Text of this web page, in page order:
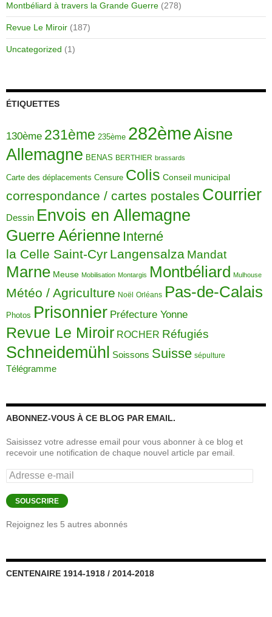
Montbéliard à travers la Grande Guerre (278)
Revue Le Miroir (187)
Uncategorized (1)
ÉTIQUETTES
130ème 231ème 235ème 282èmeAisne
Allemagne BENAS BERTHIER brassards
Carte des déplacements Censure Colis Conseil municipal
correspondance / cartes postales Courrier
Dessin Envois en Allemagne
Guerre Aérienne Interné
la Celle Saint-Cyr Langensalza Mandat
Marne Meuse Mobilisation Montargis Montbéliard Mulhouse
Météo / Agriculture Noël Orléans Pas-de-Calais
Photos Prisonnier Préfecture Yonne
Revue Le Miroir ROCHER Réfugiés
Schneidemühl Soissons Suisse sépulture
Télégramme
ABONNEZ-VOUS À CE BLOG PAR EMAIL.
Saisissez votre adresse email pour vous abonner à ce blog et
recevoir une notification de chaque nouvel article par email.
Adresse
e-
mail
SOUSCRIRE
Rejoignez les 5 autres abonnés
CENTENAIRE 1914-1918 / 2014-2018